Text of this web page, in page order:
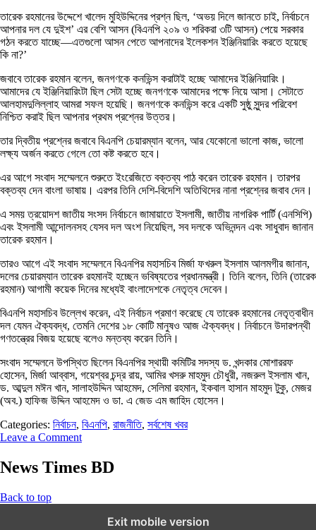
তারেক রহমানের উদ্দেশে খালেদ মুহিউদ্দিনের প্রশ্ন ছিল, ‘অভয় দিলে জানতে চাই, নির্বাচনে
আপনার দল যে দুইশ’ এর বেশি আসন (বিএনপি ২০৯ ও শরিকরা ৩টি আসন) পেয়ে সরকার
গঠন করতে যাচ্ছে—এতগুলো আসন পেতে আপনাদের ইলেকশন ইঞ্জিনিয়ারিং করতে হয়েছে
কি না?’
জবাবে তারেক রহমান বলেন, জনগণকে কনভিন্স করাটাই হচ্ছে আমাদের ইঞ্জিনিয়ারিং।
আমাদের যে ইঞ্জিনিয়ারিংটা ছিল সেটা হচ্ছে জনগণকে আমাদের পক্ষে নিয়ে আসা। সেটাতে
আলহামদুলিল্লাহ আমরা সফল হয়েছি। জনগণকে কনভিন্স করে একটি সুষ্ঠু সুন্দর পরিবেশ
নিশ্চিত করাই ছিল আপনার প্রথম প্রশ্নের উত্তর।
তার দ্বিতীয় প্রশ্নের জবাবে বিএনপি চেয়ারম্যান বলেন, আর যেকোনো ভালো কাজ, ভালো
লক্ষ্য অর্জন করতে গেলে তো কষ্ট করতে হবে।
এর আগে সংবাদ সম্মেলনে শুরুতে ইংরেজিতে বক্তব্য পাঠ করেন তারেক রহমান। তারপর
বক্তব্য দেন বাংলা ভাষায়। এরপর তিনি দেশি-বিদেশি অতিথিদের নানা প্রশ্নের জবাব দেন।
এ সময় ত্রয়োদশ জাতীয় সংসদ নির্বাচনে জামায়াতে ইসলামী, জাতীয় নাগরিক পার্টি (এনসিপি)
এবং ইসলামী আন্দোলনসহ যেসব দল অংশ নিয়েছিল, সব দলকে অভিনন্দন এবং সাধুবাদ জানান
তারেক রহমান।
তারও আগে এই সংবাদ সম্মেলনে বিএনপির মহাসচিব মির্জা ফখরুল ইসলাম আলমগীর জানান,
দলের চেয়ারম্যান তারেক রহমানই হচ্ছেন ভবিষ্যতের প্রধানমন্ত্রী। তিনি বলেন, তিনি (তারেক
রহমান) আগামী কয়েক দিনের মধ্যেই বাংলাদেশকে নেতৃত্ব দেবেন।
বিএনপি মহাসচিব উল্লেখ করেন, এই নির্বাচন প্রমাণ করেছে যে তারেক রহমানের নেতৃত্বাধীন
দল যেমন ঐক্যবদ্ধ, তেমনি দেশের ১৮ কোটি মানুষও আজ ঐক্যবদ্ধ। নির্বাচনে উদারপন্থী
গণতন্ত্রের বিজয় হয়েছে বলেও মন্তব্য করেন তিনি।
সংবাদ সম্মেলনে উপস্থিত ছিলেন বিএনপির স্থায়ী কমিটির সদস্য ড. খন্দকার মোশাররফ
হোসেন, মির্জা আব্বাস, গয়েশ্বর চন্দ্র রায়, আমির খসরু মাহমুদ চৌধুরী, নজরুল ইসলাম খান,
ড. আব্দুল মঈন খান, সালাহউদ্দিন আহমেদ, সেলিমা রহমান, ইকবাল হাসান মাহমুদ টুকু, মেজর
(অব.) হাফিজ উদ্দিন আহমেদ ও ডা. এ জেড এম জাহিদ হোসেন।
Categories: নির্বাচন, বিএনপি, রাজনীতি, সর্বশেষ খবর
Leave a Comment
News Times BD
Back to top
Exit mobile version